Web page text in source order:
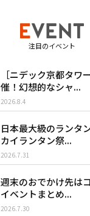
注目のイベント
［ニデック京都タワ
催！幻想的なシャ...
2026.8.4
日本最大級のランタ
カイランタン祭...
2026.7.31
週末のおでかけ先は
イベントまとめ...
2026.7.30